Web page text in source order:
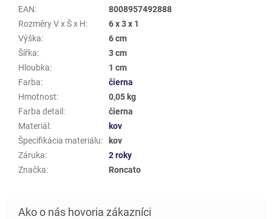
EAN:
8008957492888
Rozměry V x Š x H:
6 x 3 x 1
Výška:
6 cm
Šířka:
3 cm
Hloubka:
1 cm
Farba:
čierna
Hmotnost:
0,05 kg
Farba detail :
čierna
Materiál :
kov
Špecifikácia materiálu:
kov
Záruka:
2 roky
Značka: Roncato